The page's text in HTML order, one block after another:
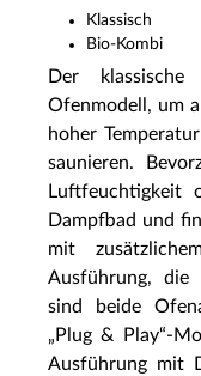
Klassisch
Bio-Kombi
Der
Ofenmodell, um
hoher
saunieren.
Luftfeuchtigkeit
Dampfbad und
mit
Ausführung, die
sind beide
„Plug & Play“-
Ausführung mit